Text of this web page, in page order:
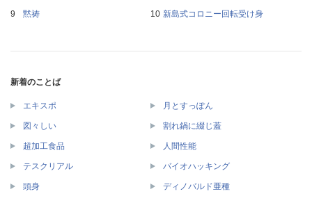
黙祷
新島式コロニー回転受け身
新着のことば
エキスポ 月とすっぽん
図々しい 割れ鍋に綴じ蓋
超加工食品 人間性能
テスクリアル バイオハッキング
頭身 ディノバルド亜種